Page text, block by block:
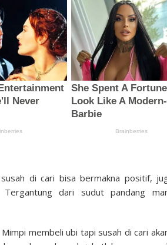
di cari bisa bermakna positif,
dari sudut pandang
membeli ubi tapi susah di cari